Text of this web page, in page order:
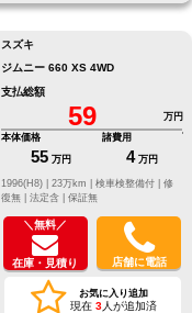
スズキ
ジムニー 660 XS 4WD
支払総額
59
万円
本体価格
55 万円
諸費用
4 万円
修
復無 | 法定含 | 保証無
＼無料／
在庫・見積り 店舗に電話
お気に入り追加
現在 3人が追加済